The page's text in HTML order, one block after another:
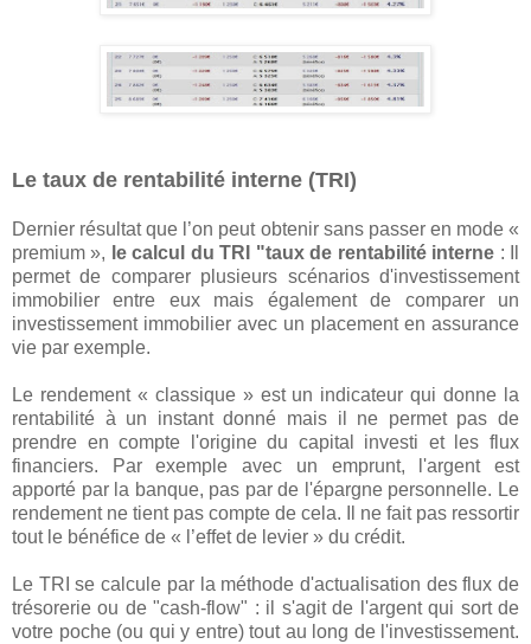
Le taux de rentabilité interne (TRI)
Dernier résultat que l’on peut obtenir sans passer en mode «
premium », le calcul du TRI "taux de rentabilité interne : Il
permet de comparer plusieurs scénarios d'investissement
immobilier entre eux mais également de comparer un
investissement immobilier avec un placement en assurance
vie par exemple.
Le rendement « classique » est un indicateur qui donne la
rentabilité à un instant donné mais il ne permet pas de
prendre en compte l'origine du capital investi et les flux
financiers. Par exemple avec un emprunt, l'argent est
apporté par la banque, pas par de l'épargne personnelle. Le
rendement ne tient pas compte de cela. Il ne fait pas ressortir
tout le bénéfice de « l’effet de levier » du crédit.
Le TRI se calcule par la méthode d'actualisation des flux de
trésorerie ou de "cash-flow" : il s'agit de l'argent qui sort de
votre poche (ou qui y entre) tout au long de l'investissement.